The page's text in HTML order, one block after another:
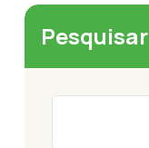
Pesquisar